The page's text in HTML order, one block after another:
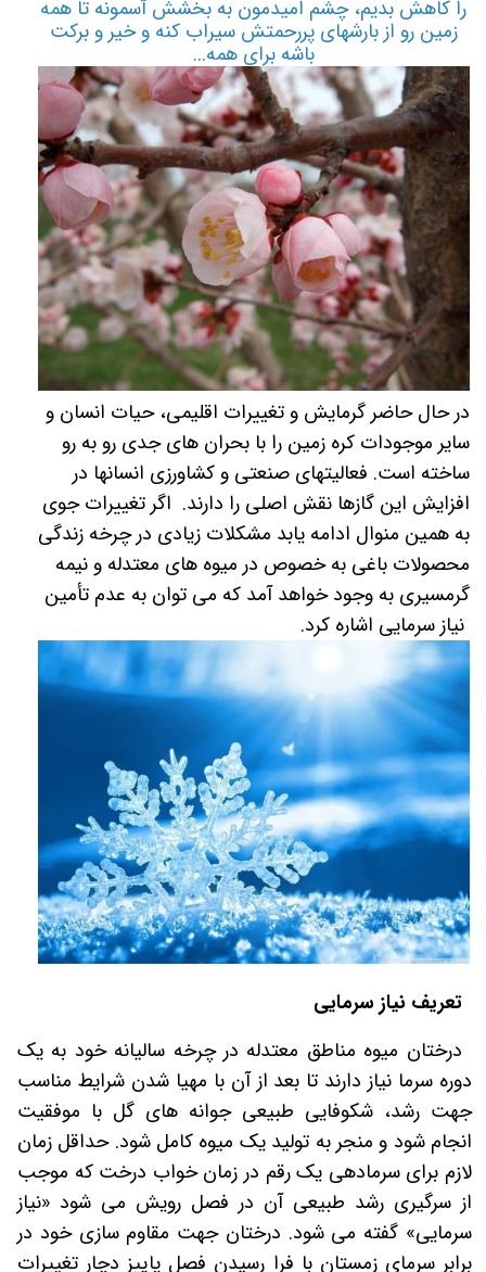
را کاهش بدیم، چشم امیدمون به بخشش آسمونه تا همه
زمین رو از بارشهای پررحمتش سیراب کنه و خیر و برکت
باشه برای همه...
در حال حاضر گرمایش و تغییرات اقلیمى، حیات انسان و
سایر موجودات کره زمین را با بحران هاى جدى رو به رو
ساخته است. فعالیت­هاى صنعتى و کشاورزى انسان­ها در
افزایش این گازها نقش اصلی را دارند. اگر تغییرات جوی
به همین منوال ادامه یابد مشکلات زیادی در چرخه زندگی
محصولات باغی به خصوص در میوه های معتدله و نیمه
گرمسیری به وجود خواهد آمد که می توان به عدم تأمین
نیاز سرمایی اشاره کرد.
تعریف نیاز سرمایی
درختان میوه مناطق معتدله در چرخه سالیانه خود به یک
دوره سرما نیاز دارند تا بعد از آن با مهیا شدن شرایط مناسب
جهت رشد، شکوفایی طبیعی جوانه های گل با موفقیت
انجام شود و منجر به تولید یک میوه کامل شود. حداقل زمان
لازم برای سرمادهی یک رقم در زمان خواب درخت که موجب
از سرگیری رشد طبیعی آن در فصل رویش می شود «نیاز
سرمایی» گفته می شود. درختان جهت مقاوم سازی خود در
برابر سرمای زمستان با فرا رسیدن فصل پاییز دچار تغییرات